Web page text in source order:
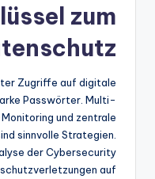
zum
Zugriffe auf digitale
Passwörter. Multi-
und zentrale
sinnvolle Strategien.
der Cybersecurity
auf